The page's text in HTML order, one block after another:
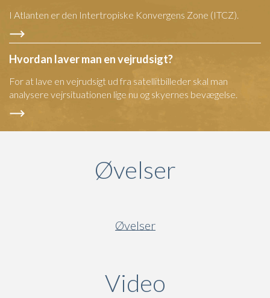
I Atlanten er den Intertropiske Konvergens Zone (ITCZ).
Hvordan laver man en vejrudsigt?
For at lave en vejrudsigt ud fra satellitbilleder skal man
analysere vejrsituationen lige nu og skyernes bevægelse.
Øvelser
Øvelser
Video